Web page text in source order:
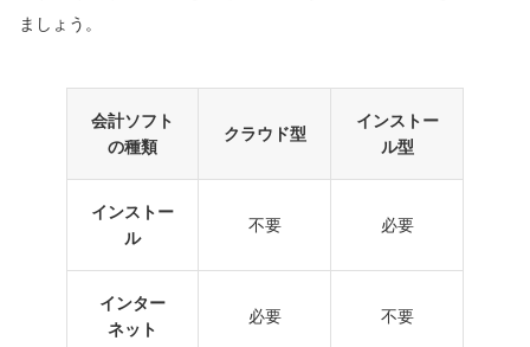
ましょう。
会計ソフト
の種類
クラウド型
インストー
ル型
インストー
ル
不要 必要
インター
ネット
必要 不要